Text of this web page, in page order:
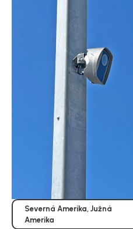
Severná Amerika, Južná
Amerika